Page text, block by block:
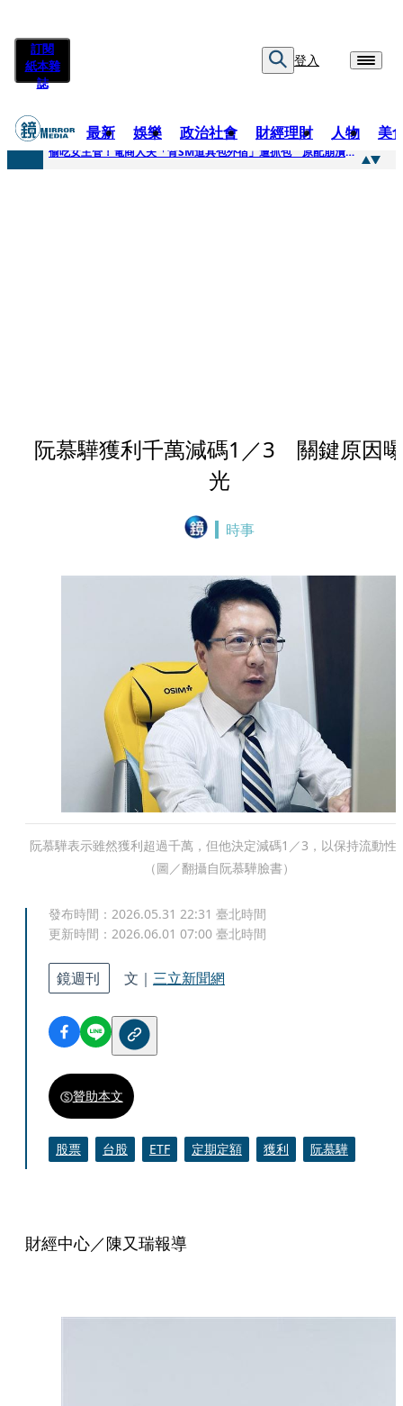
訂閱
紙本雜
誌
登入
最新 娛樂 政治社會 財經理財 人物 美
快訊
偷吃女主管！電商人夫「背SM道具包外宿」遭抓包 原配崩潰求償100萬：從未用過此類
阮慕驊獲利千萬減碼1／3 關鍵原因
光
時事
阮慕驊表示雖然獲利超過千萬，但他決定減碼1／3，以保持流動性
（圖／翻攝自阮慕驊臉書）
發布時間： 2026.05.31 22:31 臺北時間
更新時間： 2026.06.01 07:00 臺北時間
鏡週刊 文｜ 三立新聞網
贊助本文
股票 台股 ETF 定期定額 獲利 阮慕驊
財經中心／陳又瑞報導